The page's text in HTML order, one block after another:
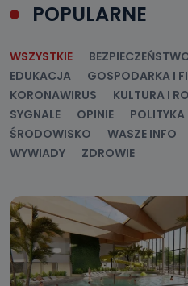
POPULARNE
WSZYSTKIE
EDUKACJA
GOSPODARKA I
KORONAWIRUS
KULTURA I
SYGNALE
OPINIE POLITYKA
ŚRODOWISKO
WASZE INFO
WYWIADY
ZDROWIE